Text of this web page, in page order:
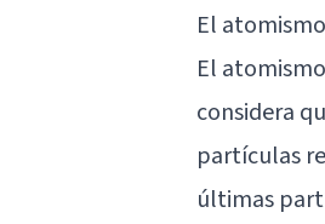
El
El
considera
partículas
últimas